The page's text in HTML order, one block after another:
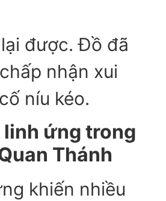
được. Đồ đã
nhận xui
níu kéo.
linh ứng trong
Thánh
khiến nhiều